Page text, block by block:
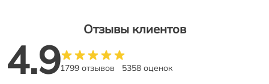
Отзывы клиентов
4.91799 отзывов 5358 оценок